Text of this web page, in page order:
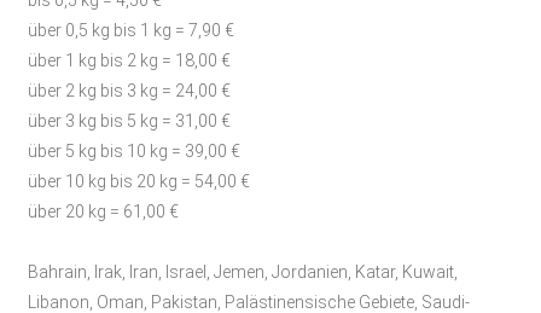
über 0,5 kg bis 1 kg = 7,90 €
über 1 kg bis 2 kg = 18,00 €
über 2 kg bis 3 kg = 24,00 €
über 3 kg bis 5 kg = 31,00 €
über 5 kg bis 10 kg = 39,00 €
über 10 kg bis 20 kg = 54,00 €
über 20 kg = 61,00 €
Bahrain, Irak, Iran, Israel, Jemen, Jordanien, Katar, Kuwait,
Libanon, Oman, Pakistan, Palästinensische Gebiete, Saudi-